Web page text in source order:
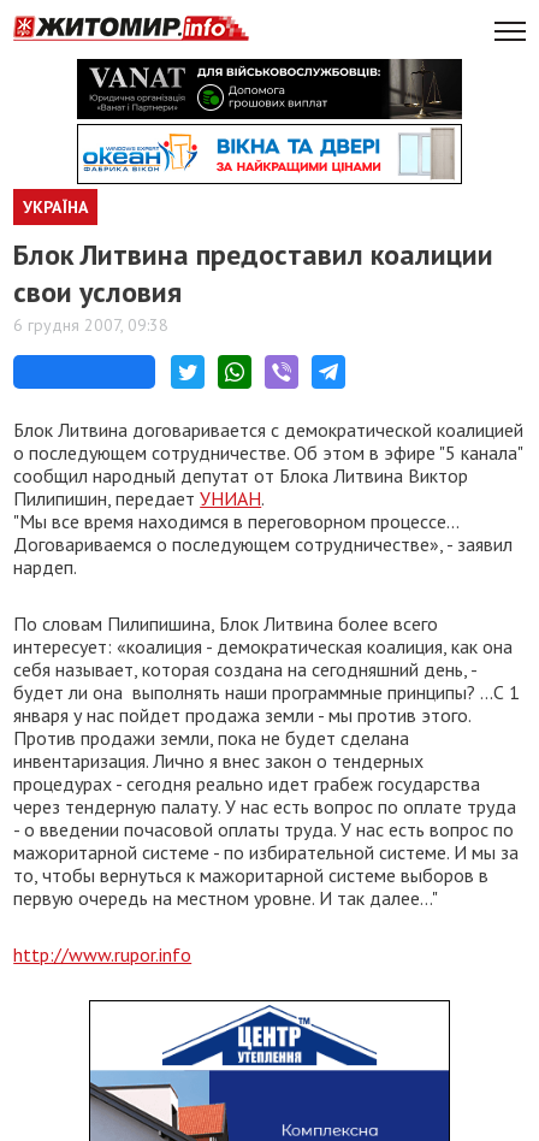
УКРАЇНА
Блок Литвина предоставил коалиции
свои условия
6 грудня 2007, 09:38
Блок Литвина договаривается с демократической коалицией
о последующем сотрудничестве. Об этом в эфире "5 канала"
сообщил народный депутат от Блока Литвина Виктор
Пилипишин, передаетУНИАН.
"Мы все время находимся в переговорном процессе...
Договариваемся о последующем сотрудничестве», - заявил
нардеп.
По словам Пилипишина, Блок Литвина более всего
интересует: «коалиция - демократическая коалиция, как она
себя называет, которая создана на сегодняшний день, -
будет ли она выполнять наши программные принципы? ...С 1
января у нас пойдет продажа земли - мы против этого.
Против продажи земли, пока не будет сделана
инвентаризация. Лично я внес закон о тендерных
процедурах - сегодня реально идет грабеж государства
через тендерную палату. У нас есть вопрос по оплате труда
- о введении почасовой оплаты труда. У нас есть вопрос по
мажоритарной системе - по избирательной системе. И мы за
то, чтобы вернуться к мажоритарной системе выборов в
первую очередь на местном уровне. И так далее..."
http://www.rupor.info